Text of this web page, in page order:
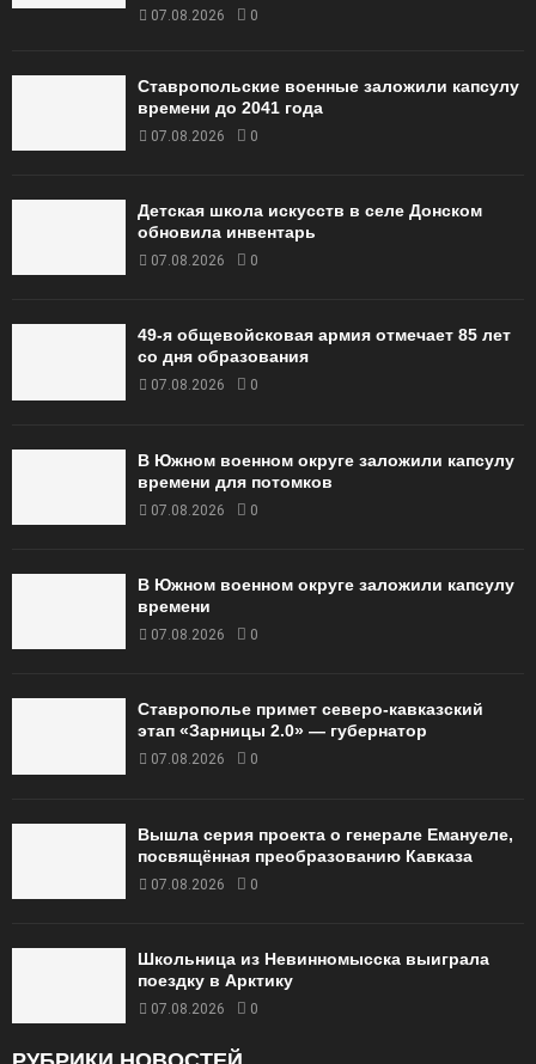
07.08.2026 0
Ставропольские военные заложили капсулу
времени до 2041 года
07.08.2026 0
Детская школа искусств в селе Донском
обновила инвентарь
07.08.2026 0
49‑я общевойсковая армия отмечает 85 лет
со дня образования
07.08.2026 0
В Южном военном округе заложили капсулу
времени для потомков
07.08.2026 0
В Южном военном округе заложили капсулу
времени
07.08.2026 0
Ставрополье примет северо-кавказский
этап «Зарницы 2.0» — губернатор
07.08.2026 0
Вышла серия проекта о генерале Емануеле,
посвящённая преобразованию Кавказа
07.08.2026 0
Школьница из Невинномысска выиграла
поездку в Арктику
07.08.2026 0